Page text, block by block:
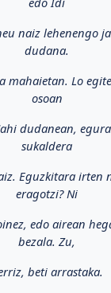
naiz lehenengo
dudana.
mahaietan. Lo
osoan
dudanean,
sukaldera
Eguzkitara irten
eragotzi? Ni
edo airean
bezala. Zu,
beti arrastaka.